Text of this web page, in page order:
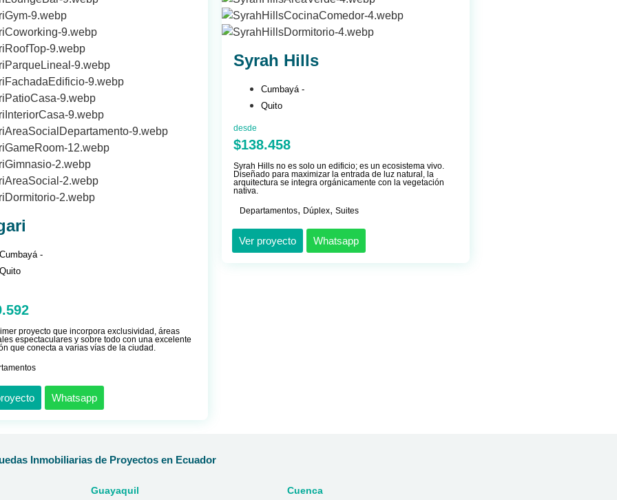
Cumbayá -
Quito
proyecto que incorpora exclusividad, áreas
espectaculares y sobre todo con una excelente
que conecta a varias vías de la ciudad.
Whatsapp
Syrah Hills
Cumbayá -
Quito
desde
$138.458
Syrah Hills no es solo un edificio; es un ecosistema vivo.
Diseñado para maximizar la entrada de luz natural, la
arquitectura se integra orgánicamente con la vegetación
nativa.
Departamentos, Dúplex, Suites
Ver proyecto Whatsapp
Inmobiliarias de Proyectos en Ecuador
Guayaquil Cuenca